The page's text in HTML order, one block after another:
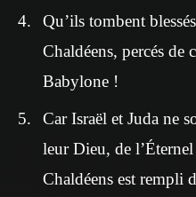
Qu’ils tombent
Chaldéens, percés de
Babylone !
Car Israël et Juda ne
leur Dieu, de l’Éternel
Chaldéens est rempli